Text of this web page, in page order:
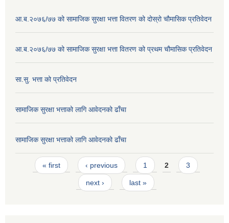
आ.ब.२०७६/७७ को सामाजिक सुरक्षा भत्ता वितरण को दोस्रो चौमासिक प्रतिवेदन
आ.ब.२०७६/७७ को सामाजिक सुरक्षा भत्ता वितरण को प्रथम चौमासिक प्रतिवेदन
सा.सु. भत्ता को प्रतिवेदन
सामाजिक सुरक्षा भत्ताको लागि आवेदनको ढाँचा
सामाजिक सुरक्षा भत्ताको लागि आवेदनको ढाँचा
Pages
« first ‹ previous 1 2 3
next › last »